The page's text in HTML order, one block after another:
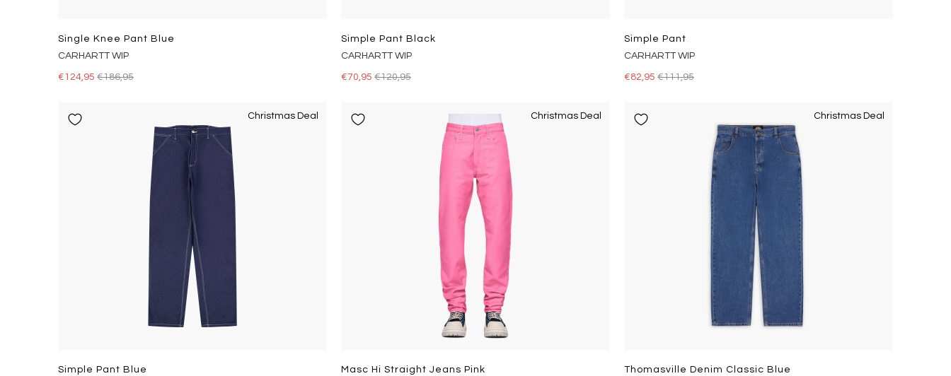
Single Knee Pant Blue
CARHARTT WIP
€124,95 €186,95
Simple Pant Black
CARHARTT WIP
€70,95 €120,95
Simple Pant
CARHARTT WIP
€82,95 €111,95
Christmas Deal
Simple Pant Blue
Christmas Deal
Masc Hi Straight Jeans Pink
Christmas Deal
Thomasville Denim Classic Blue